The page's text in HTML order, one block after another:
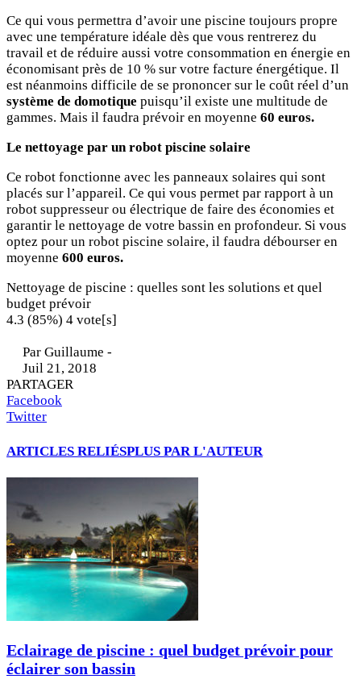
Ce qui vous permettra d’avoir une piscine toujours propre
avec une température idéale dès que vous rentrerez du
travail et de réduire aussi votre consommation en énergie en
économisant près de 10 % sur votre facture énergétique. Il
est néanmoins difficile de se prononcer sur le coût réel d’un
système de domotique puisqu’il existe une multitude de
gammes. Mais il faudra prévoir en moyenne 60 euros.
Le nettoyage par un robot piscine solaire
Ce robot fonctionne avec les panneaux solaires qui sont
placés sur l’appareil. Ce qui vous permet par rapport à un
robot suppresseur ou électrique de faire des économies et
garantir le nettoyage de votre bassin en profondeur. Si vous
optez pour un robot piscine solaire, il faudra débourser en
moyenne 600 euros.
Nettoyage de piscine : quelles sont les solutions et quel
budget prévoir
4.3 (85%) 4 vote[s]
Par Guillaume -
Juil 21, 2018
PARTAGER
Facebook
Twitter
ARTICLES RELIÉSPLUS PAR L'AUTEUR
Eclairage de piscine : quel budget prévoir pour
éclairer son bassin